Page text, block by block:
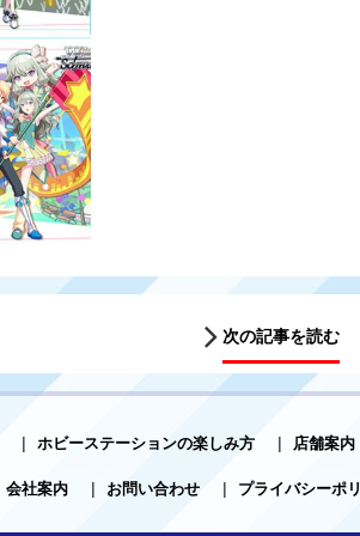
次の記事を読む
| ホビーステーションの楽しみ方 | 店舗案内
会社案内 | お問い合わせ | プライバシーポ